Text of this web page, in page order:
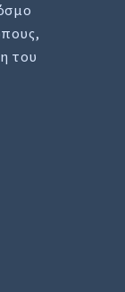
του